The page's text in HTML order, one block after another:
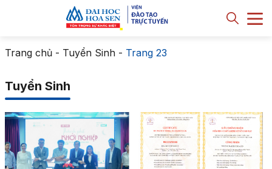
Trang chủ- Tuyển Sinh- Trang 23
Tuyển Sinh